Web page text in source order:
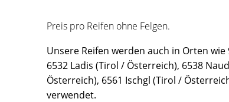
Preis pro Reifen ohne Felgen.
Unsere Reifen werden auch in Orten
6532 Ladis (Tirol / Österreich), 6538
Österreich), 6561 Ischgl (Tirol /
verwendet.